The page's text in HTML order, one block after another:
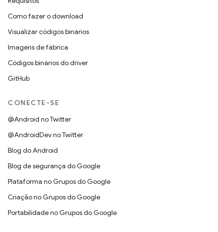
Como fazer o download
Visualizar códigos binários
Imagens de fábrica
Códigos binários do driver
GitHub
CONECTE-SE
@Android no Twitter
@AndroidDev no Twitter
Blog do Android
Blog de segurança do Google
Plataforma no Grupos do Google
Criação no Grupos do Google
Portabilidade no Grupos do Google